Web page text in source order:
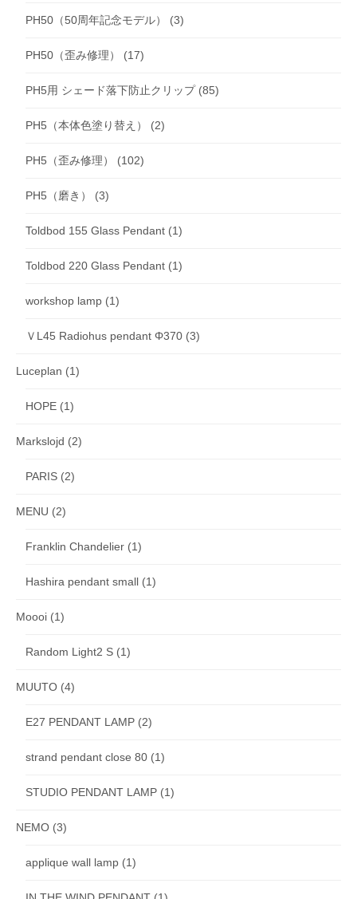
PH50（50周年記念モデル） (3)
PH50（歪み修理） (17)
PH5用 シェード落下防止クリップ(85)
PH5（本体色塗り替え） (2)
PH5（歪み修理） (102)
PH5（磨き） (3)
Toldbod 155 Glass Pendant (1)
Toldbod 220 Glass Pendant (1)
workshop lamp (1)
ＶL45 Radiohus pendant Φ370 (3)
Luceplan (1)
HOPE (1)
Markslojd (2)
PARIS (2)
MENU (2)
Franklin Chandelier (1)
Hashira pendant small (1)
Moooi (1)
Random Light2 S (1)
MUUTO (4)
E27 PENDANT LAMP (2)
strand pendant close 80 (1)
STUDIO PENDANT LAMP (1)
NEMO (3)
applique wall lamp (1)